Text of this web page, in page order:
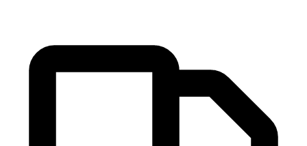
Den gamle hemmelighed om ungdommens kilde eller De fem